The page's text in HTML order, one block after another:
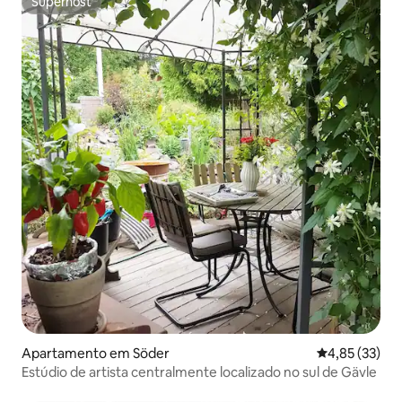
Superhost
Apartamento em Söder Classificação
4,85 (33)
Estúdio de artista centralmente localizado no sul de Gävle